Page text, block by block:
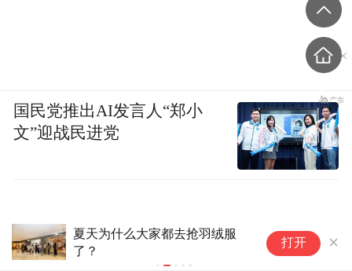
夏天为什么大家都去抢羽绒服
了？
打开
国民党推出AI发言人“郑小
文”迎战民进党